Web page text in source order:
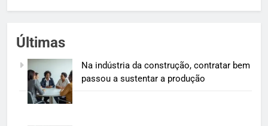
Últimas
Na indústria da construção, contratar bem
passou a sustentar a produção